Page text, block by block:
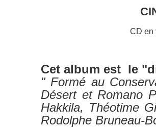
CD en
Cet album est le
" Formé au
Désert et Romano
Hakkila, Théotime
Rodolphe Bruneau-